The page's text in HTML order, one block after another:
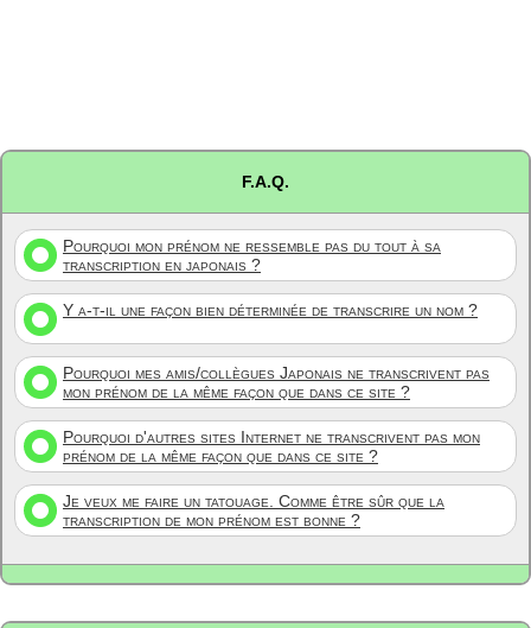
F.A.Q.
Pourquoi mon prénom ne ressemble pas du tout à sa
transcription en japonais ?
Y a-t-il une façon bien déterminée de transcrire un nom ?
Pourquoi mes amis/collègues Japonais ne transcrivent pas
mon prénom de la même façon que dans ce site ?
Pourquoi d'autres sites Internet ne transcrivent pas mon
prénom de la même façon que dans ce site ?
Je veux me faire un tatouage. Comme être sûr que la
transcription de mon prénom est bonne ?